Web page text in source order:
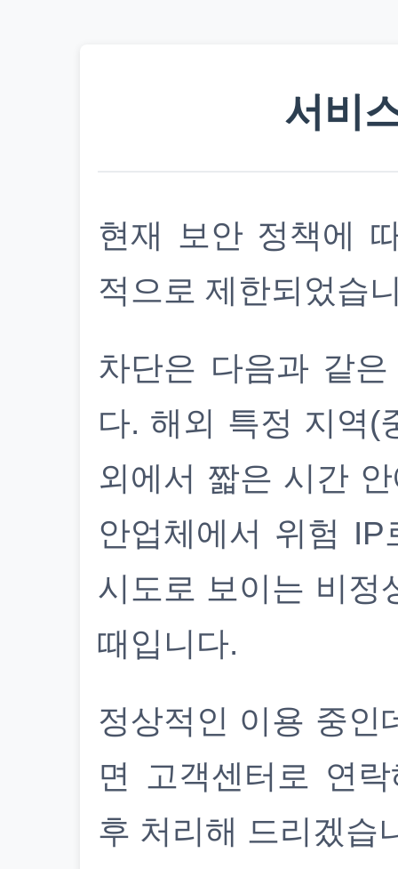
서비
현재 보안 정책에
적으로 제한되었습
차단은 다음과 같
다. 해외 특정 지역(
외에서 짧은 시간
안업체에서 위험
시도로 보이는 비정
때입니다.
정상적인 이용 중인
면 고객센터로 연
후 처리해 드리겠습